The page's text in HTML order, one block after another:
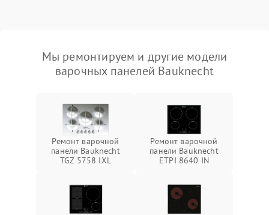
Мы ремонтируем и другие модели
варочных панелей Bauknecht
Ремонт варочной
панели Bauknecht
TGZ 5758 IXL
Ремонт варочной
панели Bauknecht
ETPI 8640 IN